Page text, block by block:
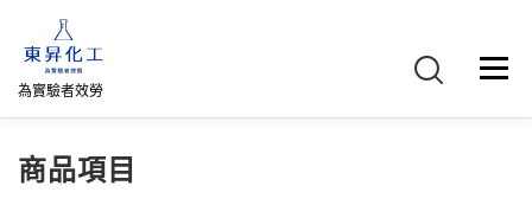
為實驗者效勞
選單
首頁 關於我們
商品項目